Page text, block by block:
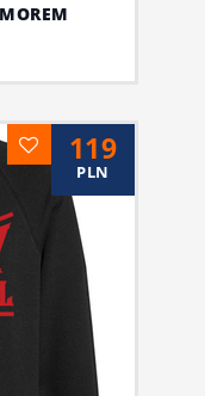
119
PLN